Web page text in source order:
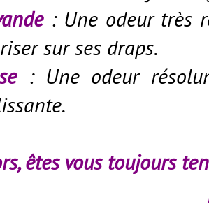
: Une odeur très
sur ses draps.
: Une odeur
êtes vous toujours